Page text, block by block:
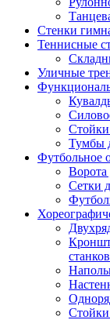
Стенки
Теннисные
Уличные
Тумбы
Футбольное
Ворота
Сетки
станков
Стойки